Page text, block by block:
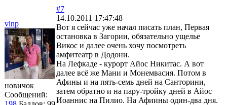
vinp
новичок
Сообщений:
#7
14.10.2011 17:47:48
Вот я сейчас уже начал писать план, Первая
остановка в Загории, обязательно ущелье
Викос и далее очень хочу посмотреть
амфитеатр в Додони.
На Лефкаде - курорт Айос Никитас. А вот
далее всё же Мани и Монемвасия. Потом в
Афины и на пять-семь дней на Санторини,
затем обратно и на пару-тройку дней в Айос
Иоаннис на Пилио. На Афиины один-два дня.